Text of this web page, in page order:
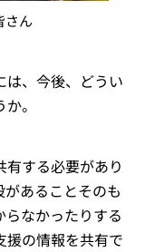
さん
は、今後、どうい
。
する必要があり
あることそのも
なかったりする
援の情報を共有で